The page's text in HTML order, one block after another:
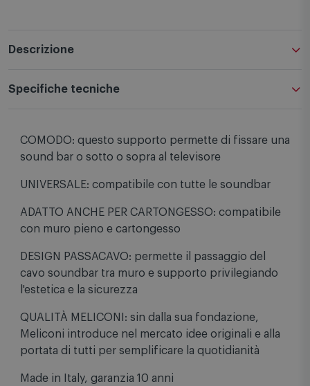
Descrizione
Specifiche tecniche
COMODO: questo supporto permette di fissare una
sound bar o sotto o sopra al televisore
UNIVERSALE: compatibile con tutte le soundbar
ADATTO ANCHE PER CARTONGESSO: compatibile
con muro pieno e cartongesso
DESIGN PASSACAVO: permette il passaggio del
cavo soundbar tra muro e supporto privilegiando
l'estetica e la sicurezza
QUALITÀ MELICONI: sin dalla sua fondazione,
Meliconi introduce nel mercato idee originali e alla
portata di tutti per semplificare la quotidianità
Made in Italy, garanzia 10 anni